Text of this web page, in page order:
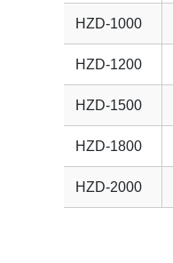
HZD-1000
HZD-1200
HZD-1500
HZD-1800
HZD-2000